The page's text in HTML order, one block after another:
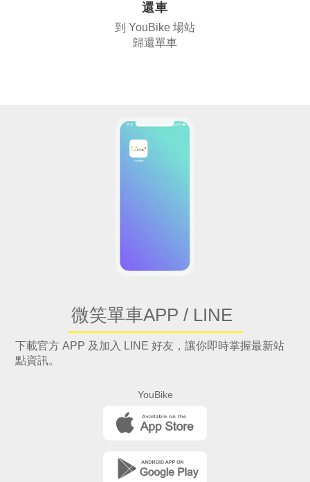
還車
到 YouBike 場站
歸還單車
微笑單車APP / LINE
下載官方 APP 及加入 LINE 好友，讓你即時掌握最新站
點資訊。
YouBike